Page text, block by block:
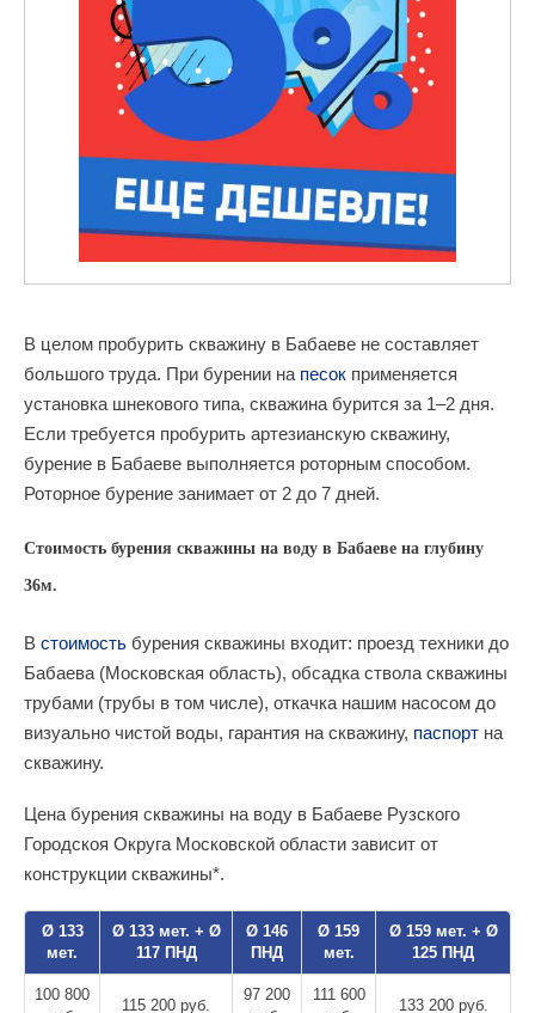
В целом пробурить скважину в Бабаеве не составляет
большого труда. При бурении на песок применяется
установка шнекового типа, скважина бурится за 1–2 дня.
Если требуется пробурить артезианскую скважину,
бурение в Бабаеве выполняется роторным способом.
Роторное бурение занимает от 2 до 7 дней.
Стоимость бурения скважины на воду в Бабаеве на глубину
36м.
В стоимость бурения скважины входит: проезд техники до
Бабаева (Московская область), обсадка ствола скважины
трубами (трубы в том числе), откачка нашим насосом до
визуально чистой воды, гарантия на скважину, паспорт на
скважину.
Цена бурения скважины на воду в Бабаеве Рузского
Городскоя Округа Московской области зависит от
конструкции скважины*.
Ø 133
мет.
Ø 133 мет. + Ø
117 ПНД
Ø 146
ПНД
Ø 159
мет.
Ø 159 мет. + Ø
125 ПНД
100 800
115 200 руб.
97 200
111 600
133 200 руб.